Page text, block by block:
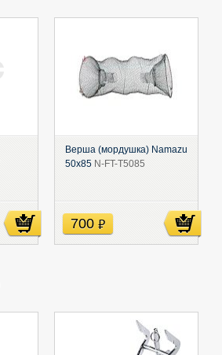
Верша (мордушка) Namazu
50х85 N-FT-T5085
700 руб